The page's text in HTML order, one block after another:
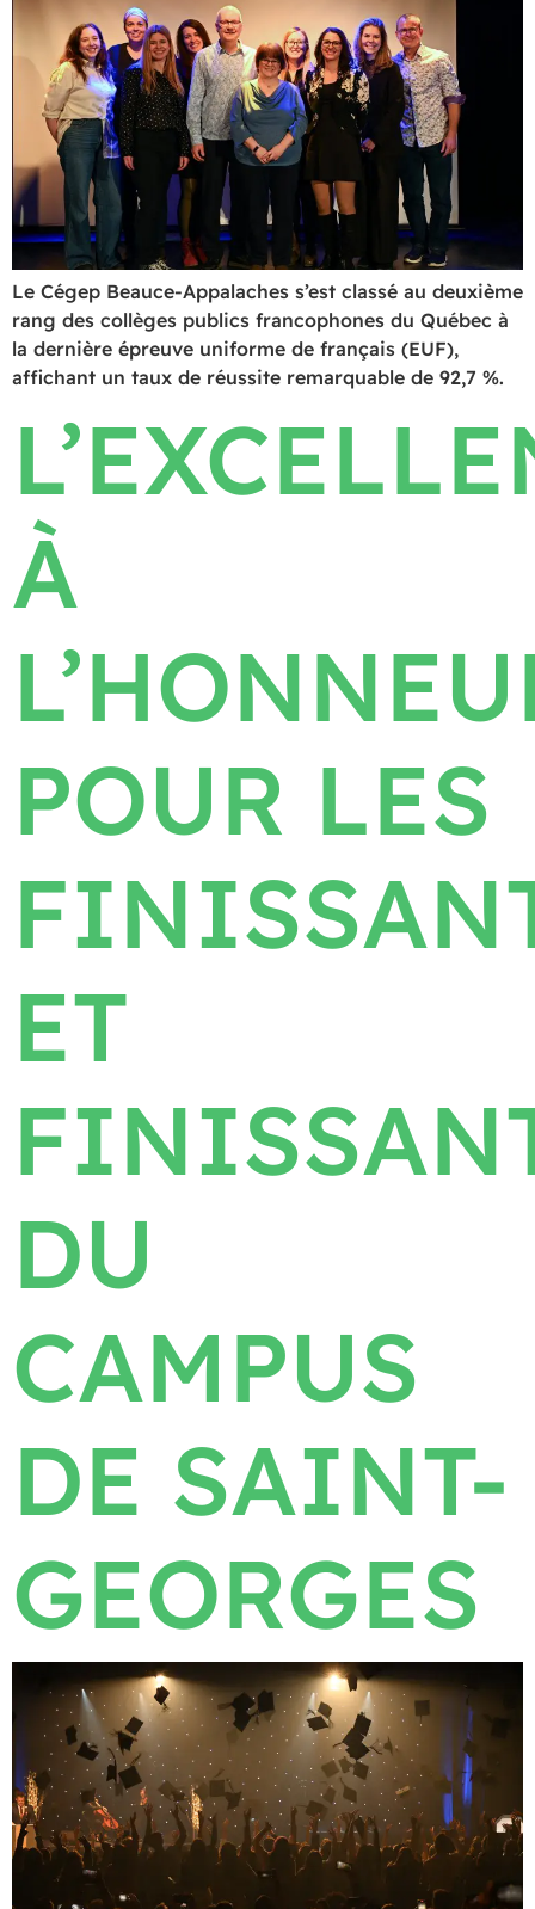
Le Cégep Beauce-Appalaches s’est classé au deuxième
rang des collèges publics francophones du Québec à
la dernière épreuve uniforme de français (EUF),
affichant un taux de réussite remarquable de 92,7 %.
À
POUR LES
ET
DU
CAMPUS
DE SAINT-
GEORGES